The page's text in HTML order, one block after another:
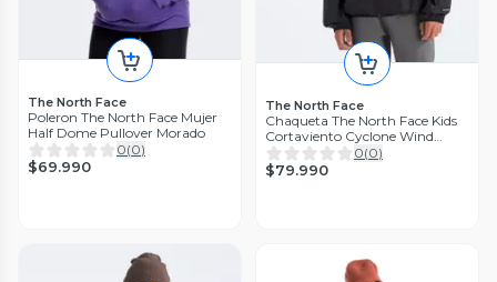
The North Face
Poleron The North Face Mujer
Half Dome Pullover Morado
0(0)
$69.990
The North Face
Chaqueta The North Face Kids
Cortaviento Cyclone Wind
Negro
0(0)
$79.990